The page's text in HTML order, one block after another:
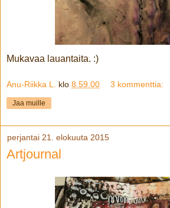
Mukavaa lauantaita. :)
Anu-Riikka L. klo 8.59.00 3 kommenttia:
Jaa muille
perjantai 21. elokuuta 2015
Artjournal